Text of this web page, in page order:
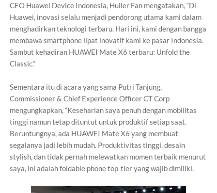
CEO Huawei Device Indonesia, Huiler Fan mengatakan, “Di
Huawei, inovasi selalu menjadi pendorong utama kami dalam
menghadirkan teknologi terbaru. Hari ini, kami dengan bangga
membawa smartphone lipat inovatif kami ke pasar Indonesia.
Sambut kehadiran HUAWEI Mate X6 terbaru: Unfold the
Classic.”
Sementara itu di acara yang sama Putri Tanjung,
Commissioner & Chief Experience Officer CT Corp
mengungkapkan, “Keseharian saya penuh dengan mobilitas
tinggi namun tetap dituntut untuk produktif setiap saat.
Beruntungnya, ada HUAWEI Mate X6 yang membuat
segalanya jadi lebih mudah. Produktivitas tinggi, desain
stylish, dan tidak pernah melewatkan momen terbaik menurut
saya, ini adalah foldable phone top-tier yang wajib dimiliki.